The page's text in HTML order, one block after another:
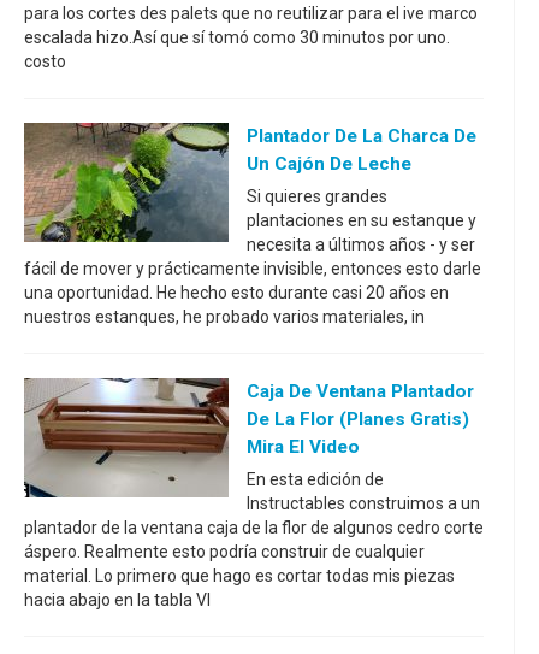
para los cortes des palets que no reutilizar para el ive marco
escalada hizo.Así que sí tomó como 30 minutos por uno.
costo
Plantador De La Charca De
Un Cajón De Leche
Si quieres grandes
plantaciones en su estanque y
necesita a últimos años - y ser
fácil de mover y prácticamente invisible, entonces esto darle
una oportunidad. He hecho esto durante casi 20 años en
nuestros estanques, he probado varios materiales, in
Caja De Ventana Plantador
De La Flor (planes Gratis)
Mira El Video
En esta edición de
Instructables construimos a un
plantador de la ventana caja de la flor de algunos cedro corte
áspero. Realmente esto podría construir de cualquier
material. Lo primero que hago es cortar todas mis piezas
hacia abajo en la tabla VI